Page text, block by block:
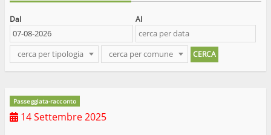
Dal Al
cerca per tipologia cerca per comune
Passeggiata-racconto
14 Settembre 2025